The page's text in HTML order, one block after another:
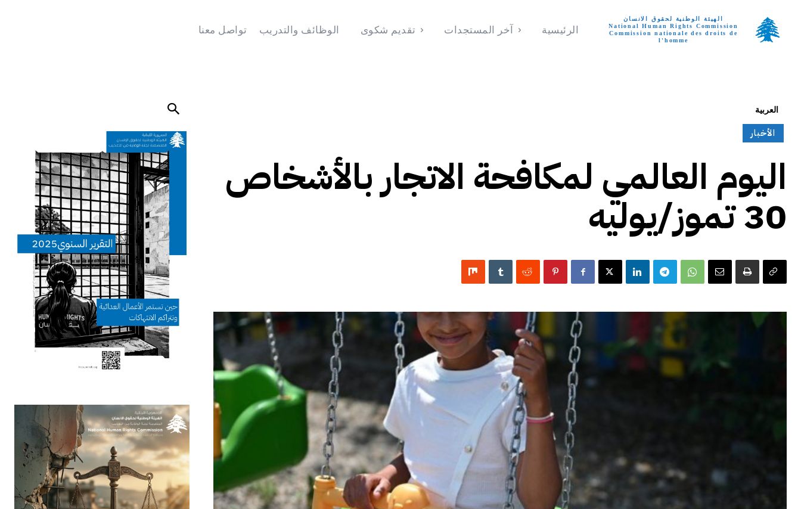
الهيئة الوطنية لحقوق الانسان
National Human Rights Commission
Commission nationale des droits de
l'homme
الرئيسية آخر المستجدات تقديم شكوى الوظائف والتدريب تواصل معنا
العربية
الأخبار
اليوم العالمي لمكافحة الاتجار بالأشخاص
30 تموز/يوليه